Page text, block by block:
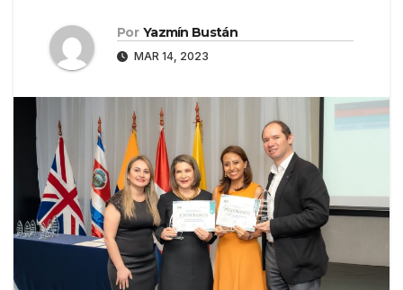
Por Yazmín Bustán
MAR 14, 2023